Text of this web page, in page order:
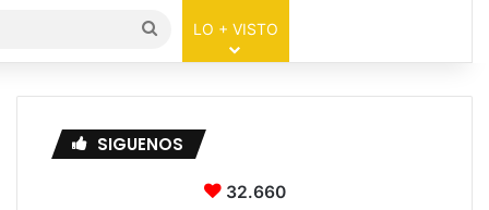
Buscar
por
LO + VISTO
SIGUENOS
32.660